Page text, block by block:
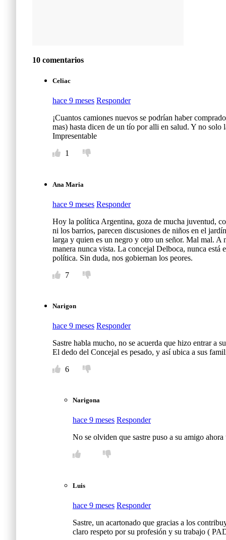
10 comentarios
Celiac
hace 9 meses Responder
¡Cuantos camiones nuevos se podrían haber
mas) hasta dicen de un tío por alli en salud. Y no
Impresentable
1
Ana Maria
hace 9 meses Responder
Hoy la política Argentina, goza de mucha juventud,
ni los barrios, parecen discusiones de niños en el
larga y quien es un negro y otro un señor. Mal mal. A
manera nunca vista. La concejal Delboca, nunca está
política. Sin duda, nos gobiernan los peores.
7
Narigon
hace 9 meses Responder
Sastre habla mucho, no se acuerda que hizo entrar a
El dedo del Concejal es pesado, y así ubica a sus
6
Narigona
hace 9 meses Responder
No se olviden que sastre puso a su amigo
Luis
hace 9 meses Responder
Sastre, un acartonado que gracias a los
claro respeto por su profesión y su trabajo (